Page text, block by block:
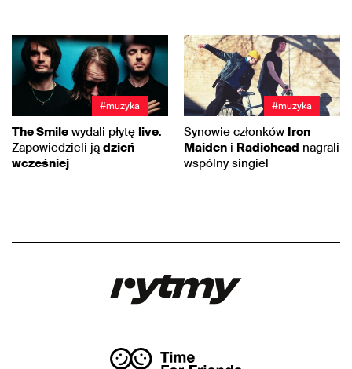
#muzyka
The Smile wydali płytę live.
Zapowiedzieli ją dzień
wcześniej
#muzyka
Synowie członków Iron
Maiden i Radiohead nagrali
wspólny singiel